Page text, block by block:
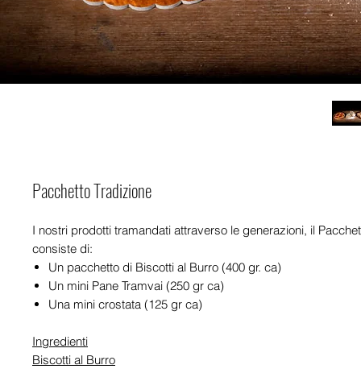
Pacchetto Tradizione
I nostri prodotti tramandati attraverso le generazioni, il
consiste di:
Un pacchetto di Biscotti al Burro (400 gr. ca)
Un mini Pane Tramvai (250 gr ca)
Una mini crostata (125 gr ca)
Ingredienti
Biscotti al Burro